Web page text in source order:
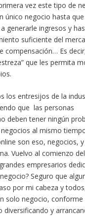
vez este tipo de
único negocio hasta
generarle ingresos y
suficiente del
compensación… Es
que les permita
los entresijos de la
que las personas
deben tener ningún
al mismo
son eso, negocios,
Vuelvo al comienzo
empresarios
Seguro que
por mi cabeza y
solo negocio, conforme
diversificando y